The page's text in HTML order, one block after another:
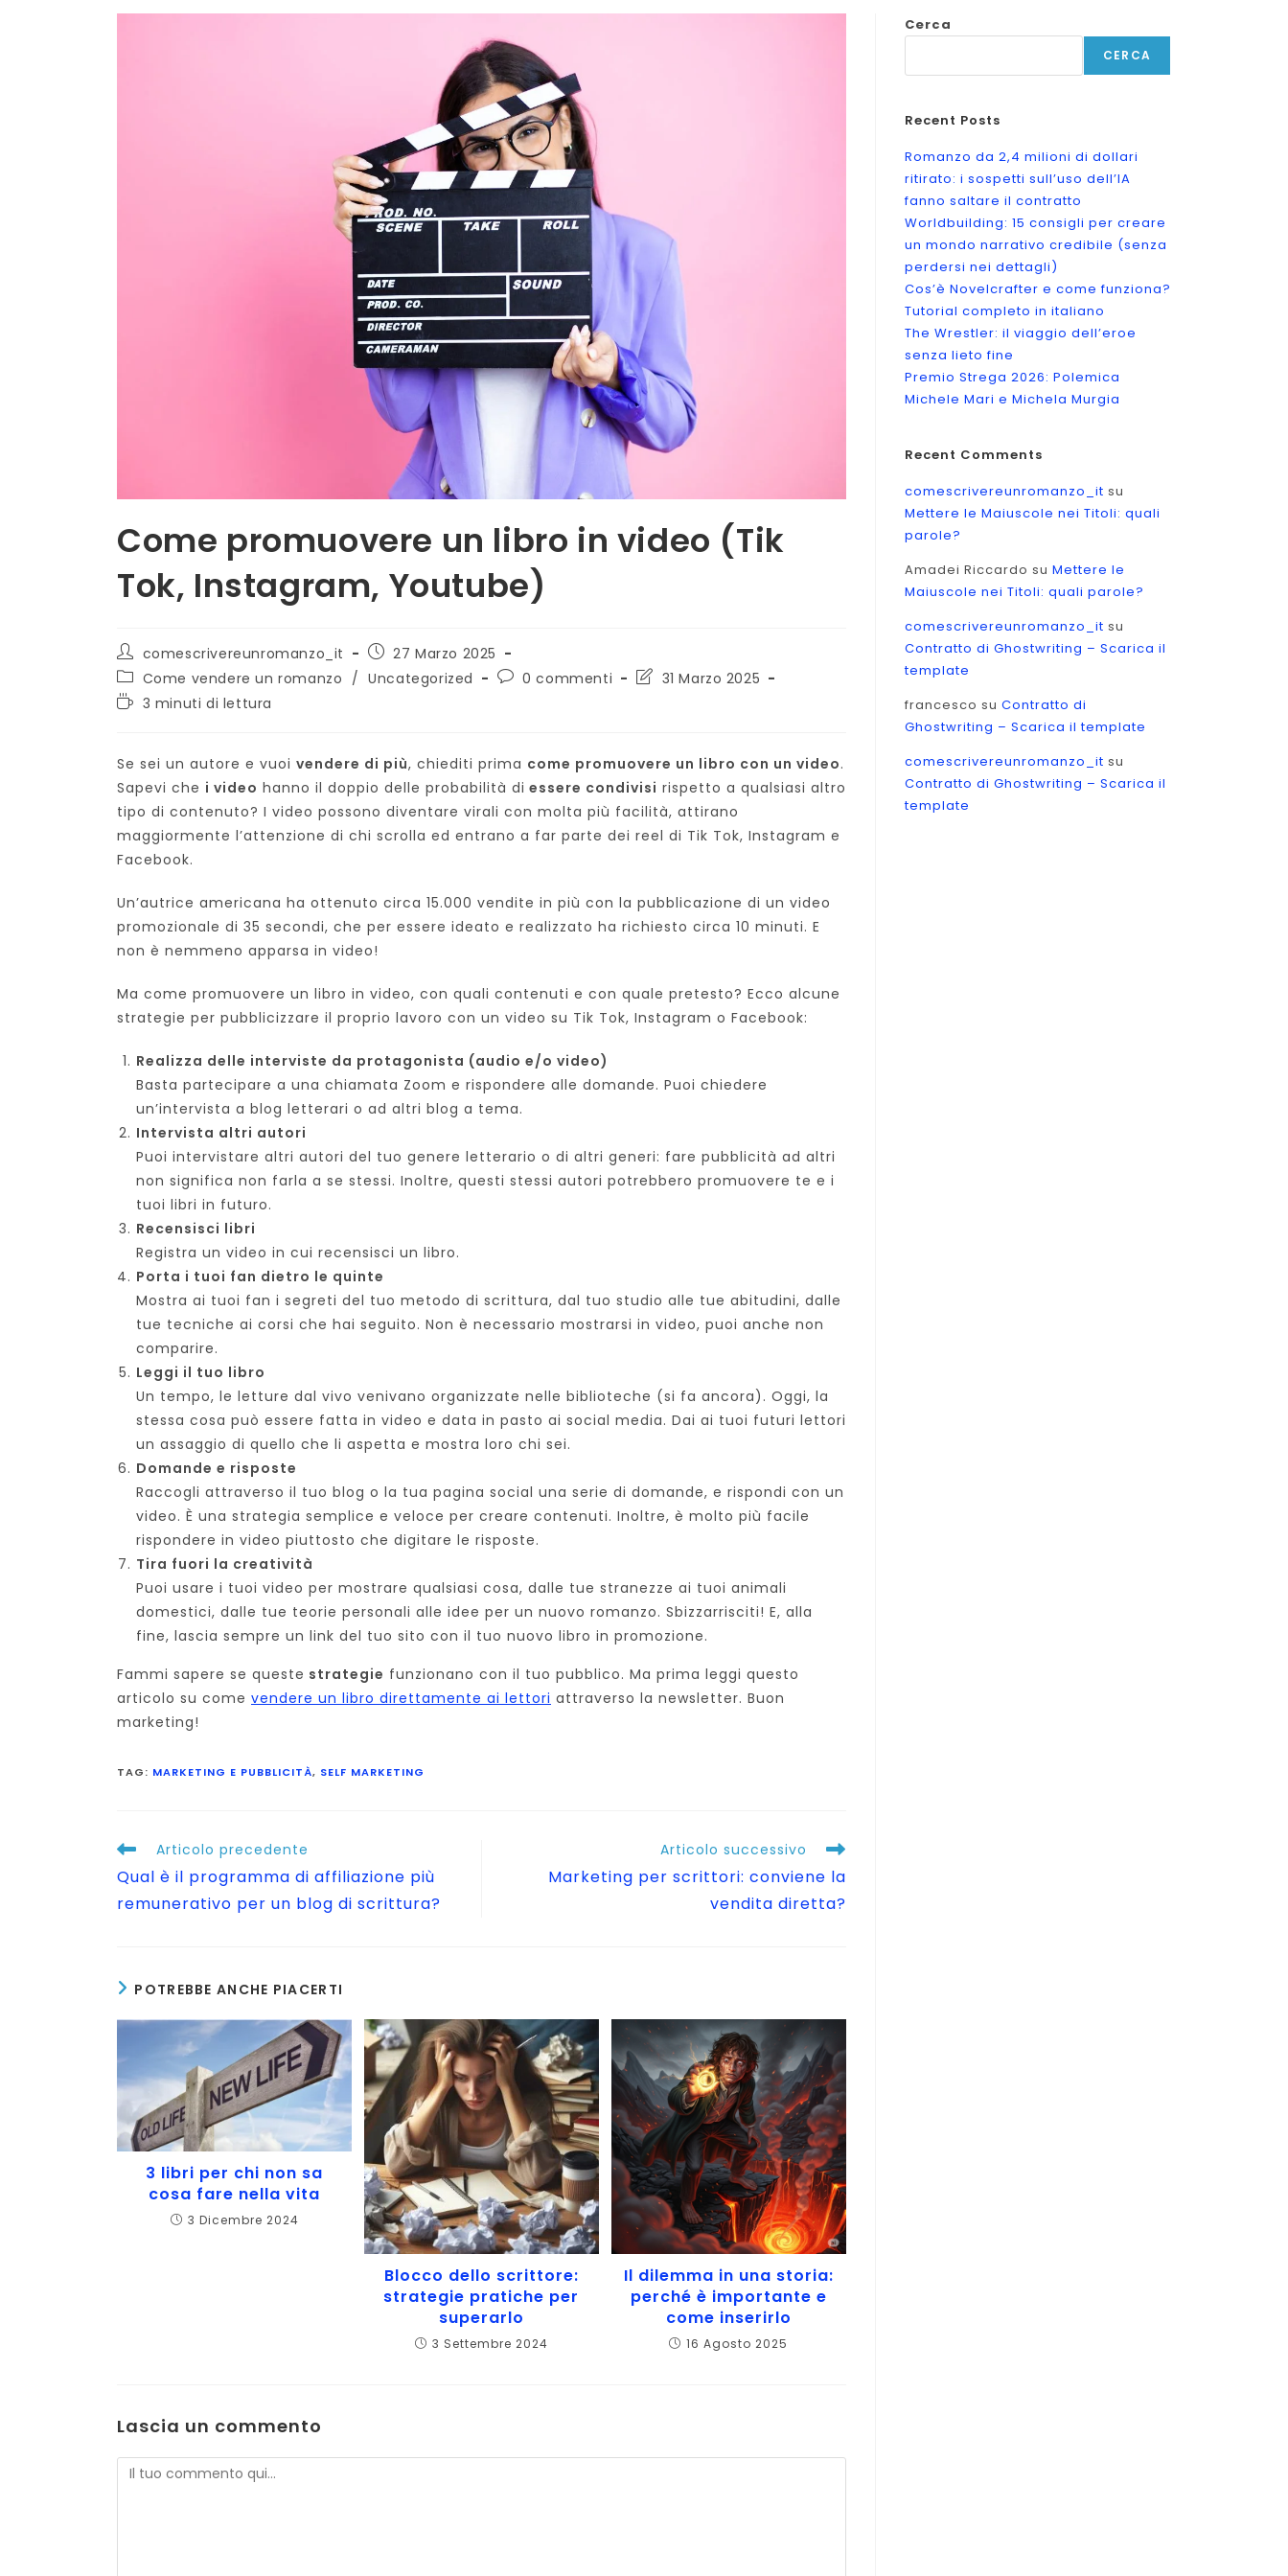
Come promuovere un libro in video (Tik
Tok, Instagram, Youtube)
Autore
dell'articolo:
comescrivereunromanzo_it
Articolo
pubblicato:
27 Marzo 2025
Categoria
dell'articolo:
Come vendere un romanzo / Uncategorized
Commenti
0 commenti
Ultima31 Marzo 2025
Tempo3 minuti di lettura
Se sei un autore e vuoi vendere di più, chiediti prima come promuovere un libro con un video.
Sapevi che i video hanno il doppio delle probabilità di essere condivisi rispetto a qualsiasi altro
tipo di contenuto? I video possono diventare virali con molta più facilità, attirano
maggiormente l’attenzione di chi scrolla ed entrano a far parte dei reel di Tik Tok, Instagram e
Facebook.
Un’autrice americana ha ottenuto circa 15.000 vendite in più con la pubblicazione di un video
promozionale di 35 secondi, che per essere ideato e realizzato ha richiesto circa 10 minuti. E
non è nemmeno apparsa in video!
Ma come promuovere un libro in video, con quali contenuti e con quale pretesto? Ecco alcune
strategie per pubblicizzare il proprio lavoro con un video su Tik Tok, Instagram o Facebook:
Realizza delle interviste da protagonista (audio e/o video)
Basta partecipare a una chiamata Zoom e rispondere alle domande. Puoi chiedere
un’intervista a blog letterari o ad altri blog a tema.
Intervista altri autori
Puoi intervistare altri autori del tuo genere letterario o di altri generi: fare pubblicità ad altri
non significa non farla a se stessi. Inoltre, questi stessi autori potrebbero promuovere te e i
tuoi libri in futuro.
Recensisci libri
Registra un video in cui recensisci un libro.
Porta i tuoi fan dietro le quinte
Mostra ai tuoi fan i segreti del tuo metodo di scrittura, dal tuo studio alle tue abitudini, dalle
tue tecniche ai corsi che hai seguito. Non è necessario mostrarsi in video, puoi anche non
comparire.
Leggi il tuo libro
Un tempo, le letture dal vivo venivano organizzate nelle biblioteche (si fa ancora). Oggi, la
stessa cosa può essere fatta in video e data in pasto ai social media. Dai ai tuoi futuri lettori
un assaggio di quello che li aspetta e mostra loro chi sei.
Domande e risposte
Raccogli attraverso il tuo blog o la tua pagina social una serie di domande, e rispondi con un
video. È una strategia semplice e veloce per creare contenuti. Inoltre, è molto più facile
rispondere in video piuttosto che digitare le risposte.
Tira fuori la creatività
Puoi usare i tuoi video per mostrare qualsiasi cosa, dalle tue stranezze ai tuoi animali
domestici, dalle tue teorie personali alle idee per un nuovo romanzo. Sbizzarrisciti! E, alla
fine, lascia sempre un link del tuo sito con il tuo nuovo libro in promozione.
Fammi sapere se queste strategie funzionano con il tuo pubblico. Ma prima leggi questo
articolo su come vendere un libro direttamente ai lettori attraverso la newsletter. Buon
marketing!
TAG: MARKETING E PUBBLICITÀ, SELF MARKETING
Leggi
articoli
Articolo precedente
Qual è il programma di affiliazione più
remunerativo per un blog di scrittura?
Articolo successivo
Marketing per scrittori: conviene la
vendita diretta?
POTREBBE ANCHE PIACERTI
3 libri per chi non sa
cosa fare nella vita
3 Dicembre 2024
Blocco dello scrittore:
strategie pratiche per
superarlo
3 Settembre 2024
Il dilemma in una storia:
perché è importante e
come inserirlo
16 Agosto 2025
Lascia un commento
Commento
Cerca
CERCA
Recent Posts
Romanzo da 2,4 milioni di dollari
ritirato: i sospetti sull’uso dell’IA
fanno saltare il contratto
Worldbuilding: 15 consigli per creare
un mondo narrativo credibile (senza
perdersi nei dettagli)
Cos’è Novelcrafter e come funziona?
Tutorial completo in italiano
The Wrestler: il viaggio dell’eroe
senza lieto fine
Premio Strega 2026: Polemica
Michele Mari e Michela Murgia
Recent Comments
comescrivereunromanzo_it su
Mettere le Maiuscole nei Titoli: quali
parole?
Amadei Riccardo su Mettere le
Maiuscole nei Titoli: quali parole?
comescrivereunromanzo_it su
Contratto di Ghostwriting – Scarica il
template
francesco su Contratto di
Ghostwriting – Scarica il template
comescrivereunromanzo_it su
Contratto di Ghostwriting – Scarica il
template